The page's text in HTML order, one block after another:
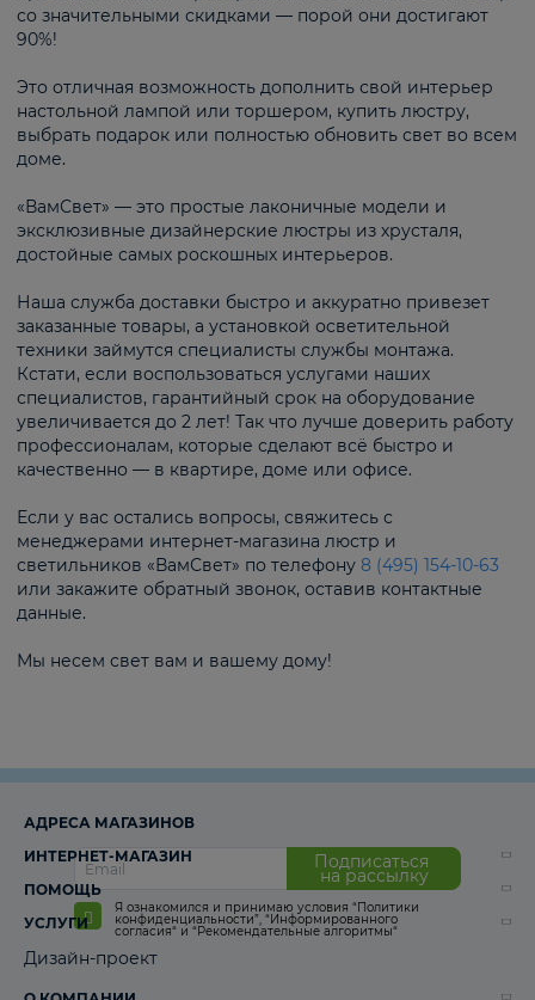
со значительными скидками — порой они достигают
90%!
Это отличная возможность дополнить свой интерьер
настольной лампой или торшером, купить люстру,
выбрать подарок или полностью обновить свет во всем
доме.
«ВамСвет» — это простые лаконичные модели и
эксклюзивные дизайнерские люстры из хрусталя,
достойные самых роскошных интерьеров.
Наша служба доставки быстро и аккуратно привезет
заказанные товары, а установкой осветительной
техники займутся специалисты службы монтажа.
Кстати, если воспользоваться услугами наших
специалистов, гарантийный срок на оборудование
увеличивается до 2 лет! Так что лучше доверить работу
профессионалам, которые сделают всё быстро и
качественно — в квартире, доме или офисе.
Если у вас остались вопросы, свяжитесь с
менеджерами интернет-магазина люстр и
светильников «ВамСвет» по телефону 8 (495) 154-10-63
или закажите обратный звонок, оставив контактные
данные.
Мы несем свет вам и вашему дому!
Подписаться
на рассылку
Я ознакомился и принимаю условия “Политики
конфиденциальности”, “Информированного
согласия“ и “Рекомендательные алгоритмы“
АДРЕСА МАГАЗИНОВ
ИНТЕРНЕТ-МАГАЗИН
ПОМОЩЬ
УСЛУГИ
Дизайн-проект